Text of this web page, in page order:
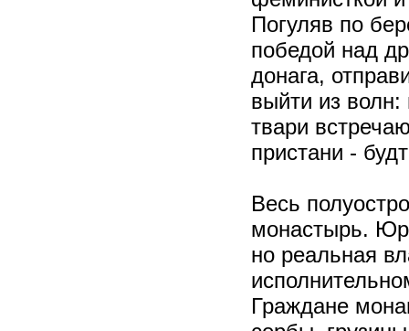
Погуляв по
победой над
донага,
выйти из
твари
пристани -
Весь
монастырь.
но реальная
Граждане